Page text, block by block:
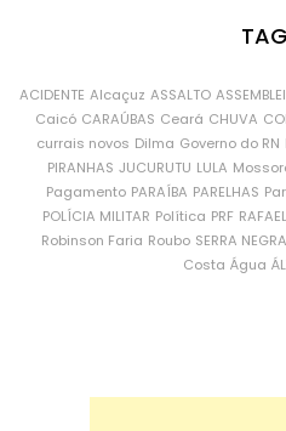
ACIDENTE Alcaçuz ASSALTO
Caicó CARAÚBAS Ceará CHUVA
currais novos Dilma Governo do RN
PIRANHAS JUCURUTU LULA
Pagamento PARAÍBA PARELHAS
POLÍCIA MILITAR Política PRF
Robinson Faria Roubo SERRA
Costa Água